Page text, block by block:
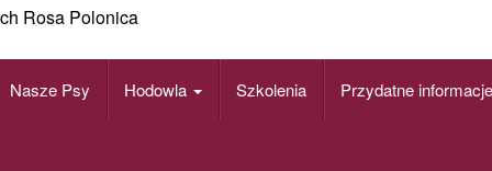
Rosa Polonica
Nasze Psy Hodowla Szkolenia Przydatne